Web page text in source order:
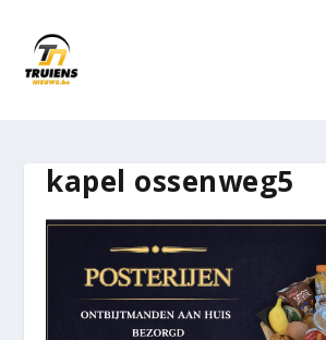
kapel ossenweg5